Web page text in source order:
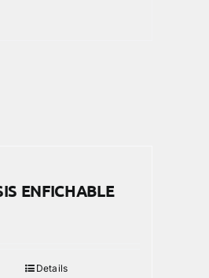
ENFICHABLE
Details